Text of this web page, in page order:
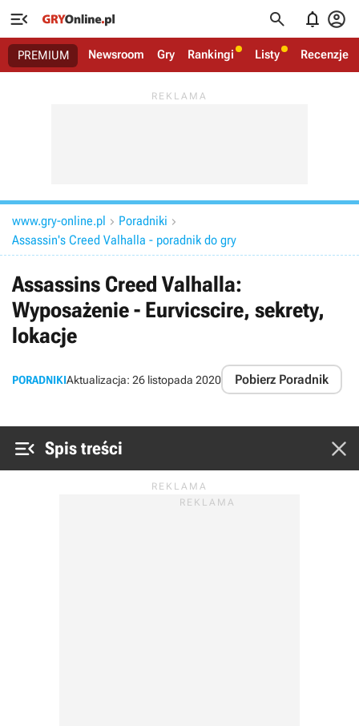
   
PREMIUM Newsroom Gry Rankingi Listy Recenzje
www.gry-online.pl  Poradniki 
Assassin's Creed Valhalla - poradnik do gry
Assassins Creed Valhalla:
Wyposażenie - Eurvicscire, sekrety,
lokacje
PORADNIKIAktualizacja: 26 listopada 2020 Pobierz Poradnik
 Spis treści 